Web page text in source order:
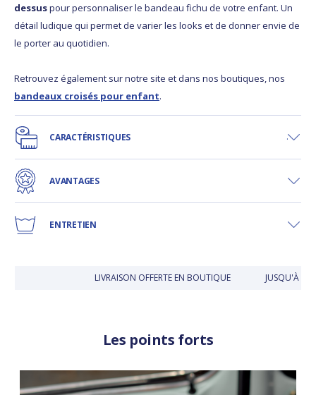
dessuspour personnaliser le bandeau fichu de votre enfant. Un
détail ludique qui permet de varier les looks et de donner envie de
le porter au quotidien.
Retrouvez également sur notre site et dans nos boutiques, nos
bandeaux croisés pour enfant.
CARACTÉRISTIQUES
AVANTAGES
ENTRETIEN
LIVRAISON OFFERTE EN BOUTIQUE JUSQU'À 30
Les points forts